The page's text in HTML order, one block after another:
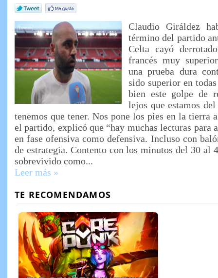
Claudio Giráldez
término del partido
Celta cayó
francés muy
una prueba dura
sido superior en
bien este golpe de
lejos que estamos
tenemos que tener. Nos pone los pies en la tierra
el partido, explicó que “hay muchas lecturas para
en fase ofensiva como defensiva. Incluso con
de estrategia. Contento con los minutos del 30 al
sobrevivido como...
Leer más »